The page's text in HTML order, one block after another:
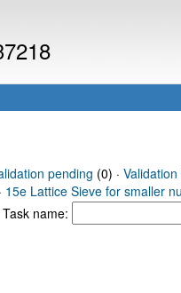
pending (0) ·
15e Lattice Sieve for smaller
Task name: